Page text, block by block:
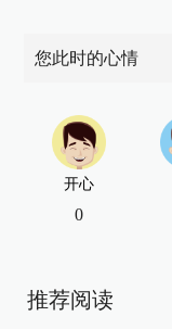
您此时的心情
开心
0
推荐阅读